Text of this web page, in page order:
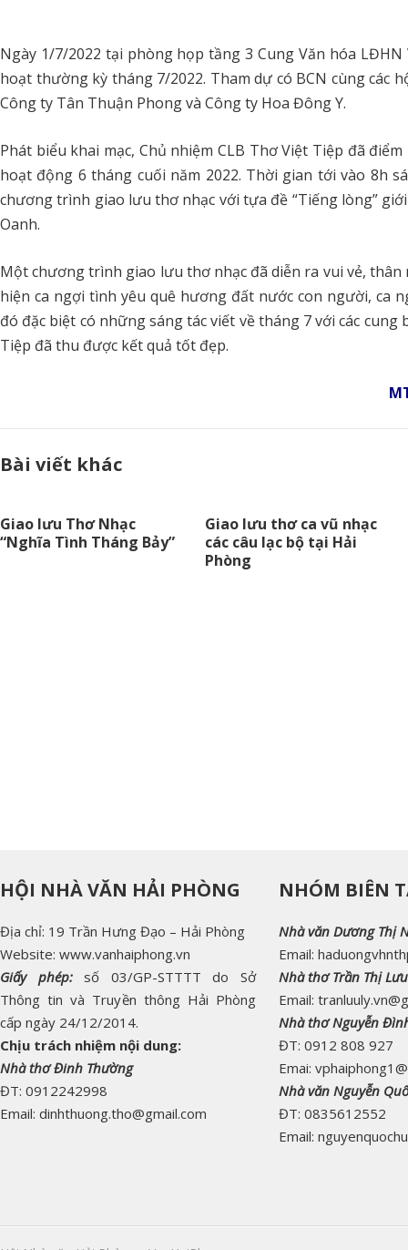
Ngày 1/7/2022 tại phòng họp tầng 3 Cung Văn hóa
hoạt thường kỳ tháng 7/2022. Tham dự có BCN cùng các
Công ty Tân Thuận Phong và Công ty Hoa Đông Y.
Phát biểu khai mạc, Chủ nhiệm CLB Thơ Việt Tiệp đã
hoạt động 6 tháng cuối năm 2022. Thời gian tới vào 8h
chương trình giao lưu thơ nhạc với tựa đề “Tiếng lòng”
Oanh.
Một chương trình giao lưu thơ nhạc đã diễn ra vui vẻ,
hiện ca ngợi tình yêu quê hương đất nước con người, ca
đó đặc biệt có những sáng tác viết về tháng 7 với các
Tiệp đã thu được kết quả tốt đẹp.
Bài viết khác
Giao lưu Thơ Nhạc
“Nghĩa Tình Tháng Bảy”
Giao lưu thơ ca vũ nhạc
các câu lạc bộ tại Hải
Phòng
HỘI NHÀ VĂN HẢI PHÒNG
Địa chỉ: 19 Trần Hưng Đạo – Hải Phòng
Website: www.vanhaiphong.vn
Giấy phép:
số 03/GP-STTTT do Sở
Thông tin và Truyền thông Hải Phòng
cấp ngày 24/12/2014.
Chịu trách nhiệm nội dung:
Nhà thơ Đinh Thường
ĐT: 0912242998
Email: dinhthuong.tho@gmail.com
NHÓM BIÊN
Nhà văn Dương Thị
Email:
Nhà thơ Trần Thị
Email:
Nhà thơ Nguyễn
ĐT: 0912 808 927
Emai:
Nhà văn Nguyễn
ĐT: 0835612552
Email: